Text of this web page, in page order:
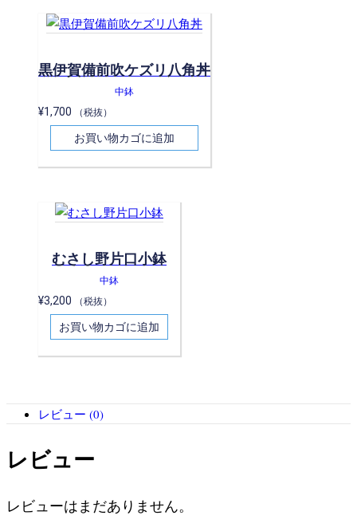
黒伊賀備前吹ケズリ八角丼
中鉢
¥1,700 （税抜）
お買い物カゴに追加
むさし野片口小鉢
中鉢
¥3,200 （税抜）
お買い物カゴに追加
レビュー (0)
レビュー
レビューはまだありません。